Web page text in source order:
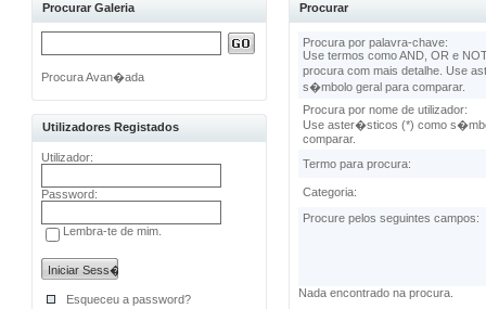
Procurar Galeria
Procura Avan�ada
Utilizadores Registados
Utilizador:
Password:
Lembra-te de mim.
Esqueceu a password?
Procurar
Procura por palavra-chave:
Use termos como AND, OR e
procura com mais detalhe. Use
s�mbolo geral para comparar.
Procura por nome de utilizador:
Use aster�sticos (*) como
comparar.
Termo para procura:
Categoria:
Procure pelos seguintes campos:
Nada encontrado na procura.